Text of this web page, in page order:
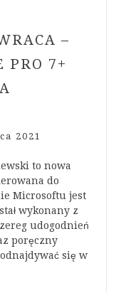
–
PRO 7+
2021
to nowa
do
Microsoftu jest
wykonany z
udogodnień
poręczny
się w